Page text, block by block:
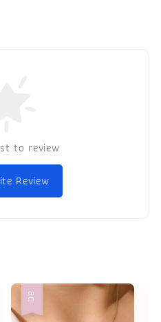
to review
Review
ลด